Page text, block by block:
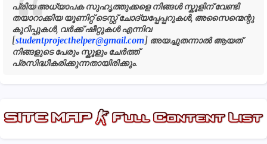
പ്രിയ അധ്യാപക സുഹൃത്തുക്കളെ നിങ്ങൾ സ്കൂളിന് വേണ്ടി
തയാറാക്കിയ യൂണിറ്റ് ടെസ്റ്റ് ചോദ്യപ്പേപ്പറുകൾ, അസൈന്മെന്റു
കുറിപ്പുകൾ, വർക്ക് ഷീറ്റുകൾ എന്നിവ
[studentprojecthelper@gmail.com] അയച്ചുതന്നാൽ ആയത്
നിങ്ങളുടെ പേരും സ്കൂളും ചേർത്ത്
പ്രസിദ്ധീകരിക്കുന്നതായിരിക്കും.